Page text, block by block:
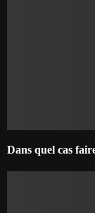
Dans quel cas